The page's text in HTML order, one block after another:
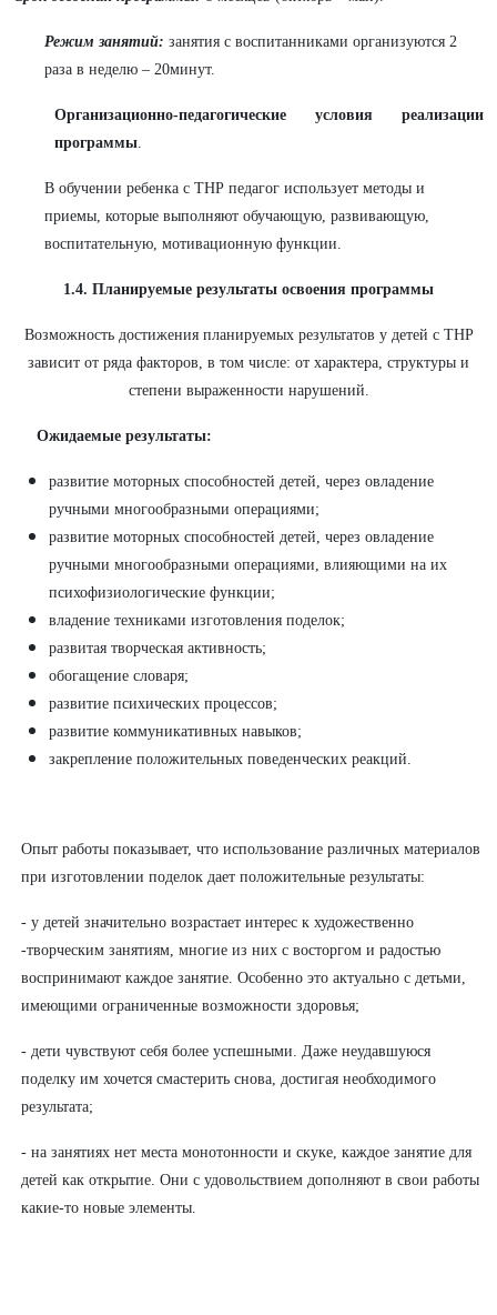
Режим занятий: занятия с воспитанниками организуются 2
раза в неделю – 20минут.
Организационно-педагогические условия реализации
программы.
В обучении ребенка с ТНР педагог использует методы и
приемы, которые выполняют обучающую, развивающую,
воспитательную, мотивационную функции.
1.4. Планируемые результаты освоения программы
Возможность достижения планируемых результатов у детей с ТНР
зависит от ряда факторов, в том числе: от характера, структуры и
степени выраженности нарушений.
Ожидаемые результаты:
развитие моторных способностей детей, через овладение
ручными многообразными операциями;
развитие моторных способностей детей, через овладение
ручными многообразными операциями, влияющими на их
психофизиологические функции;
владение техниками изготовления поделок;
развитая творческая активность;
обогащение словаря;
развитие психических процессов;
развитие коммуникативных навыков;
закрепление положительных поведенческих реакций.
Опыт работы показывает, что использование различных материалов
при изготовлении поделок дает положительные результаты:
- у детей значительно возрастает интерес к художественно
-творческим занятиям, многие из них с восторгом и радостью
воспринимают каждое занятие. Особенно это актуально с детьми,
имеющими ограниченные возможности здоровья;
- дети чувствуют себя более успешными. Даже неудавшуюся
поделку им хочется смастерить снова, достигая необходимого
результата;
- на занятиях нет места монотонности и скуке, каждое занятие для
детей как открытие. Они с удовольствием дополняют в свои работы
какие-то новые элементы.